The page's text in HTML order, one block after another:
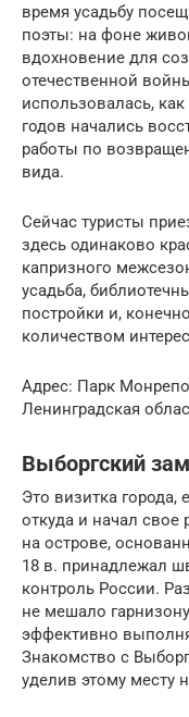
время усадьбу
поэты: на фоне
вдохновение для
отечественной
использовалась,
годов начались
работы по
вида.
Сейчас туристы
здесь одинаково
капризного
усадьба,
постройки и,
количеством
Адрес: Парк
Ленинградская
Выборгский
Это визитка города,
откуда и начал свое
на острове,
18 в. принадлежал
контроль России.
не мешало
эффективно
Знакомство с
уделив этому месту